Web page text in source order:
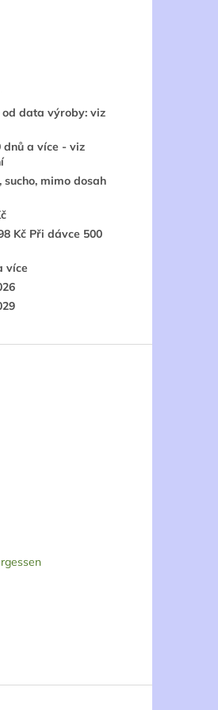
data výroby: viz
dnů a více - viz
sucho, mimo dosah
Kč Při dávce 500
více